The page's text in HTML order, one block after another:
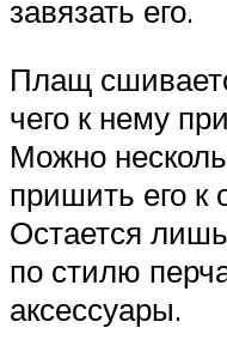
завязать его.
Плащ
чего к нему
Можно
пришить его к
Остается
по стилю
аксессуары.